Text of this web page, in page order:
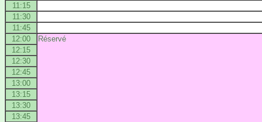
11:15
11:30
11:45
12:00
Réservé
12:15
12:30
12:45
13:00
13:15
13:30
13:45